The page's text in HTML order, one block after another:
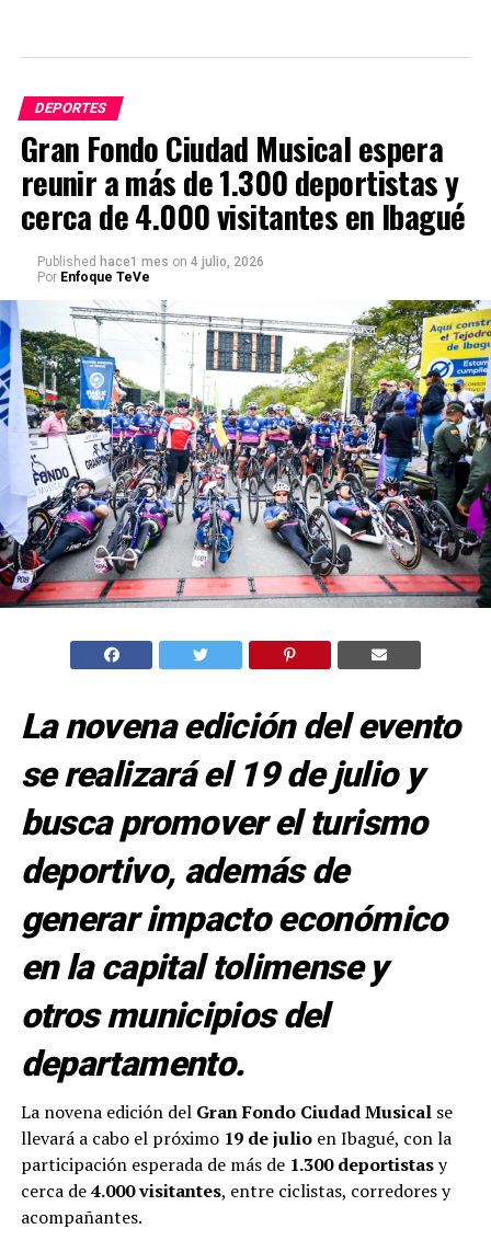
DEPORTES
Gran Fondo Ciudad Musical espera
reunir a más de 1.300 deportistas y
cerca de 4.000 visitantes en Ibagué
Published hace1 mes on 4 julio, 2026
Por Enfoque TeVe
La novena edición del evento
se realizará el 19 de julio y
busca promover el turismo
deportivo, además de
generar impacto económico
en la capital tolimense y
otros municipios del
departamento.
La novena edición del Gran Fondo Ciudad Musicalse
llevará a cabo el próximo 19 de julioen Ibagué, con la
participación esperada de más de 1.300 deportistasy
cerca de4.000 visitantes, entre ciclistas, corredores y
acompañantes.